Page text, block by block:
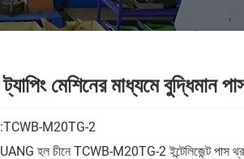
ট্যাপিং মেশিনের মাধ্যমে বুদ্ধিমান
M20TG-2
হল চীনে TCWB-M20TG-2 ইন্টেলিজেন্ট পাস থ্রু